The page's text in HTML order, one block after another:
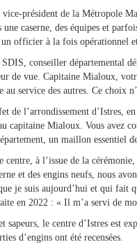
président de la Métropole
une caserne, des équipes et
officier à la fois opérationnel
conseiller départemental
de vue. Capitaine Mialoux,
au service des autres. Ce choix
de l’arrondissement d’Istres,
capitaine Mialoux. Vous avez
un maillon essentiel
centre, à l’issue de la
et des engins neufs, nous
je suis aujourd’hui et qui fait
en 2022 : « Il m’a servi de
sapeurs, le centre d’Istres est
d’engins ont été recensées.